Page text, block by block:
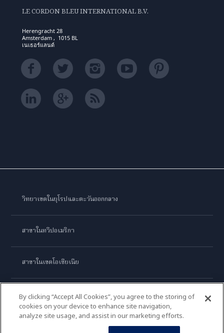
LE CORDON BLEU INTERNATIONAL B.V.
Herengracht 28
Amsterdam , 1015 BL
เนเธอร์แลนด์
วิทยาเขตในยุโรปและตะวันออกกลาง
สาขาในทวีปอเมริกา
สาขาในเขตโอเชียเนีย
สาขาในทวีปเอเชีย
เลอ กอร์ดอง เบลอ อินเตอร์เนชั่นแนล
By clicking “Accept All Cookies”, you agree to the storing of
cookies on your device to enhance site navigation,
analyze site usage, and assist in our marketing efforts.